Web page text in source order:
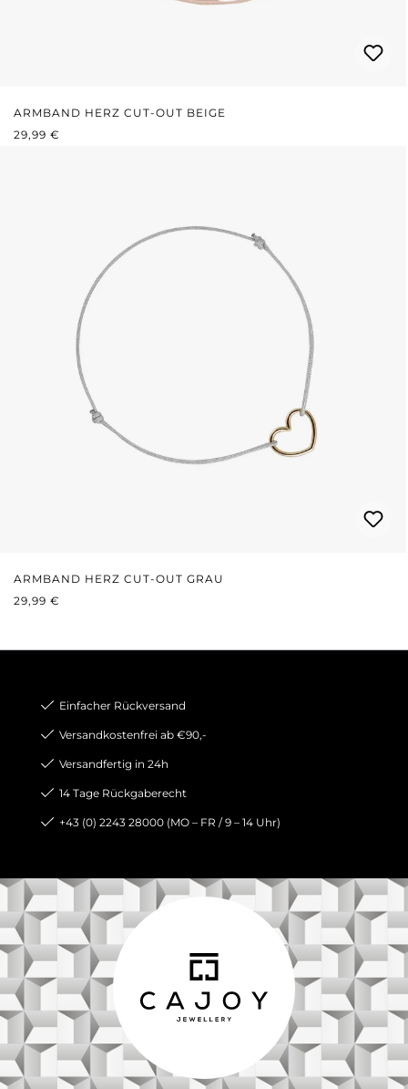
ARMBAND HERZ CUT-OUT BEIGE
REGULÄRER PREIS:
29,99 €
ARMBAND HERZ CUT-OUT GRAU
REGULÄRER PREIS:
29,99 €
Einfacher Rückversand
Versandkostenfrei ab €90,-
Versandfertig in 24h
14 Tage Rückgaberecht
+43 (0) 2243 28000 (MO – FR / 9 – 14 Uhr)